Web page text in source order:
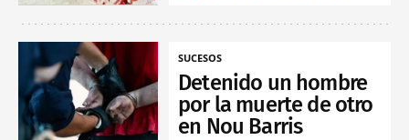
SUCESOS
Detenido un hombre
por la muerte de otro
en Nou Barris